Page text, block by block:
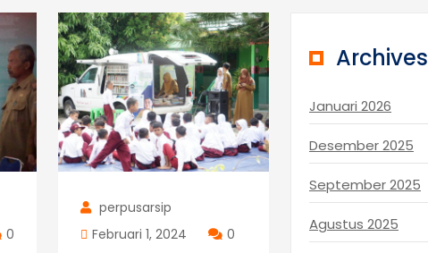
0
perpusarsip
Februari 1, 2024
0
Archives
Januari 2026
Desember 2025
September 2025
Agustus 2025